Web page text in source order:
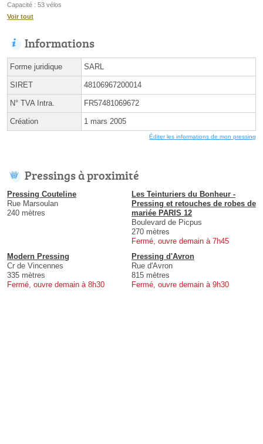
Capacité : 53 vélos
Voir tout
Informations
Forme juridique SARL
SIRET 48106967200014
N° TVA Intra. FR57481069672
Création 1 mars 2005
Éditer les informations de mon pressing
Pressings à proximité
Pressing Couteline
Rue Marsoulan
240 mètres
Les Teinturiers du Bonheur -
Pressing et retouches de robes de
mariée PARIS 12
Boulevard de Picpus
270 mètres
Fermé, ouvre demain à 7h45
Modern Pressing
Cr de Vincennes
335 mètres
Fermé, ouvre demain à 8h30
Pressing d'Avron
Rue d'Avron
815 mètres
Fermé, ouvre demain à 9h30